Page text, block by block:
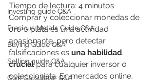
Investing guide Q&A
Precious Metals Guide Q&A
Buying Guide Q&A
Selling guide Q&A
Coin Calculator Q&A
Tiempo de lectura: 4 minutos
Comprar y coleccionar monedas de
oro o plata es una actividad
apasionante, pero detectar
falsificaciones es una habilidad
crucial para cualquier inversor o
coleccionista. En mercados online,